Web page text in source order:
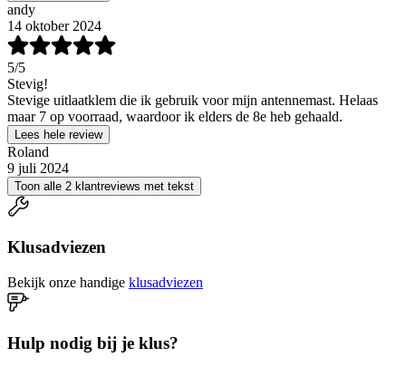
andy
14 oktober 2024
5/5
Stevig!
Stevige uitlaatklem die ik gebruik voor mijn antennemast. Helaas
maar 7 op voorraad, waardoor ik elders de 8e heb gehaald.
Lees hele review
Roland
9 juli 2024
Toon alle 2 klantreviews met tekst
Klusadviezen
Bekijk onze handige klusadviezen
Hulp nodig bij je klus?